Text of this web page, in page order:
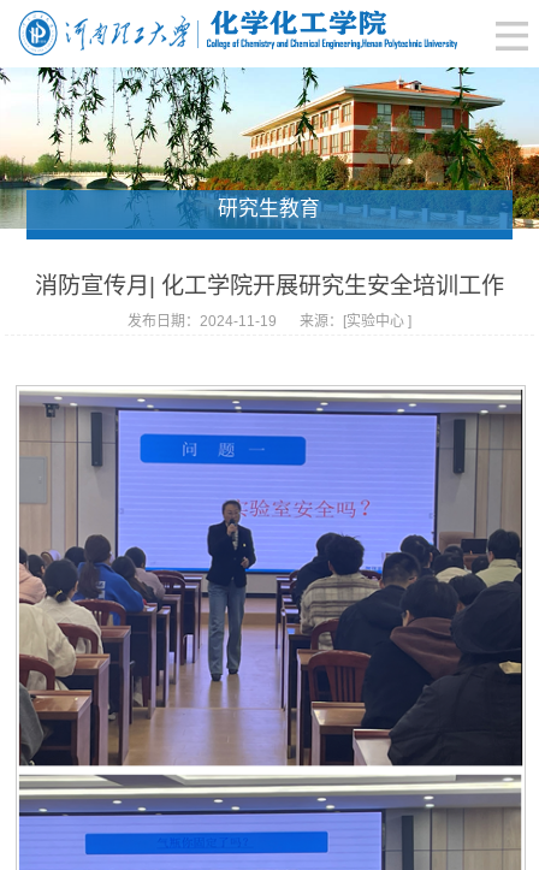
研究生教育
消防宣传月| 化工学院开展研究生安全培训工作
发布日期：2024-11-19 来源：[实验中心 ]